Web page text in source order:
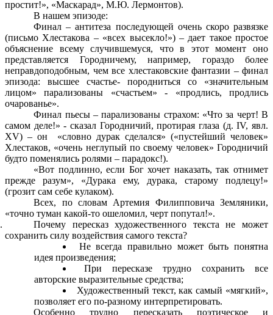
простит!», «Маскарад», М.Ю. Лермонтов).
В нашем эпизоде:
Финал – антитеза последующей очень скоро развязке
(письмо Хлестакова – «всех высекло!») – дает такое простое
объяснение всему случившемуся, что в этот момент оно
представляется Городничему, например, гораздо более
неправдоподобным, чем все хлестаковские фантазии – финал
эпизода: высшее счастье- породниться со «значительным
лицом» парализованы «счастьем» - «продлись, продлись
очарованье».
Финал пьесы – парализованы страхом: «Что за черт! В
самом деле!» - сказал Городничий, протирая глаза (д. IV, явл.
XV) – он «словно дурак сделался» («пустейший человек»
Хлестаков, «очень неглупый по своему человек» Городничий
будто поменялись ролями – парадокс!).
«Вот подлинно, если Бог хочет наказать, так отнимет
прежде разум», «Дурака ему, дурака, старому подлецу!»
(грозит сам себе кулаком).
Всех, по словам Артемия Филипповича Земляники,
«точно туман какой-то ошеломил, черт попутал!».
Почему пересказ художественного текста не может
сохранить силу воздействия самого текста?
Не всегда правильно может быть понятна
идея произведения;
При пересказе трудно сохранить все
авторские выразительные средства;
Художественный текст, как самый «мягкий»,
позволяет его по-разному интерпретировать.
Особенно трудно пересказать поэтическое и